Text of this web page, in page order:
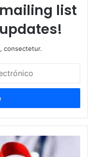
list
consectetur.